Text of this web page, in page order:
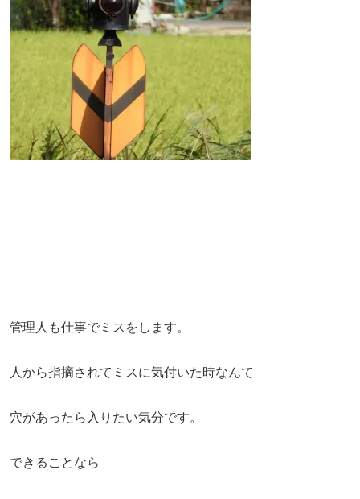
管理人も仕事でミスをします。
人から指摘されてミスに気付いた時なんて
穴があったら入りたい気分です。
できることなら